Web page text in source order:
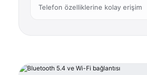
Telefon özelliklerine kolay erişim